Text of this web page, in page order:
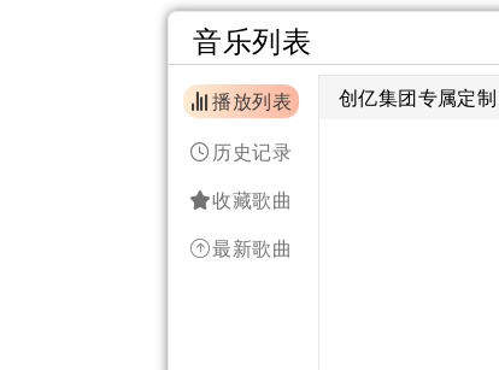
音乐列表
播放列表
历史记录
收藏歌曲
最新歌曲
创亿集团专属定制